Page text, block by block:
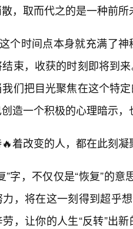
，取而代之的是一种前所
个时间点本身就充满了神
束，收获的时刻即将到
们把目光聚焦在这个特
造一个积极的心理暗示，
着改变的人，都在此刻凝
”字，不仅仅是“恢复”的意
，将在这一刻得到超乎
，让你的人生“反转”出